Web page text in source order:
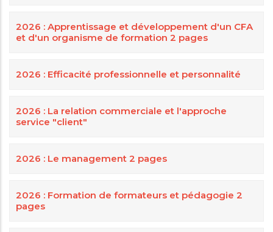
2026 : Apprentissage et développement d'un CFA
et d'un organisme de formation 2 pages
2026 : Efficacité professionnelle et personnalité
2026 : La relation commerciale et l'approche
service "client"
2026 : Le management 2 pages
2026 : Formation de formateurs et pédagogie 2
pages